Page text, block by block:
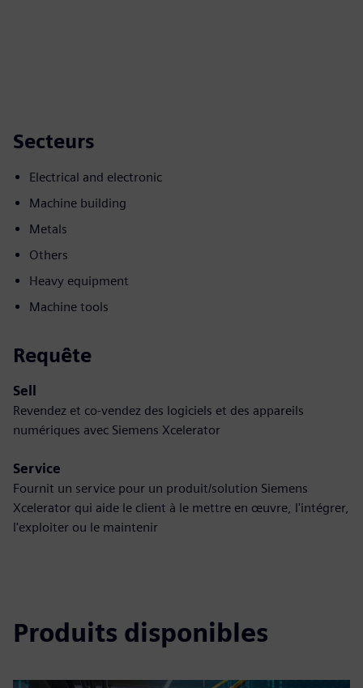
Secteurs
Electrical and electronic
Machine building
Metals
Others
Heavy equipment
Machine tools
Requête
Sell
Revendez et co-vendez des logiciels et des appareils
numériques avec Siemens Xcelerator
Service
Fournit un service pour un produit/solution Siemens
Xcelerator qui aide le client à le mettre en œuvre, l'intégrer,
l'exploiter ou le maintenir
Produits disponibles